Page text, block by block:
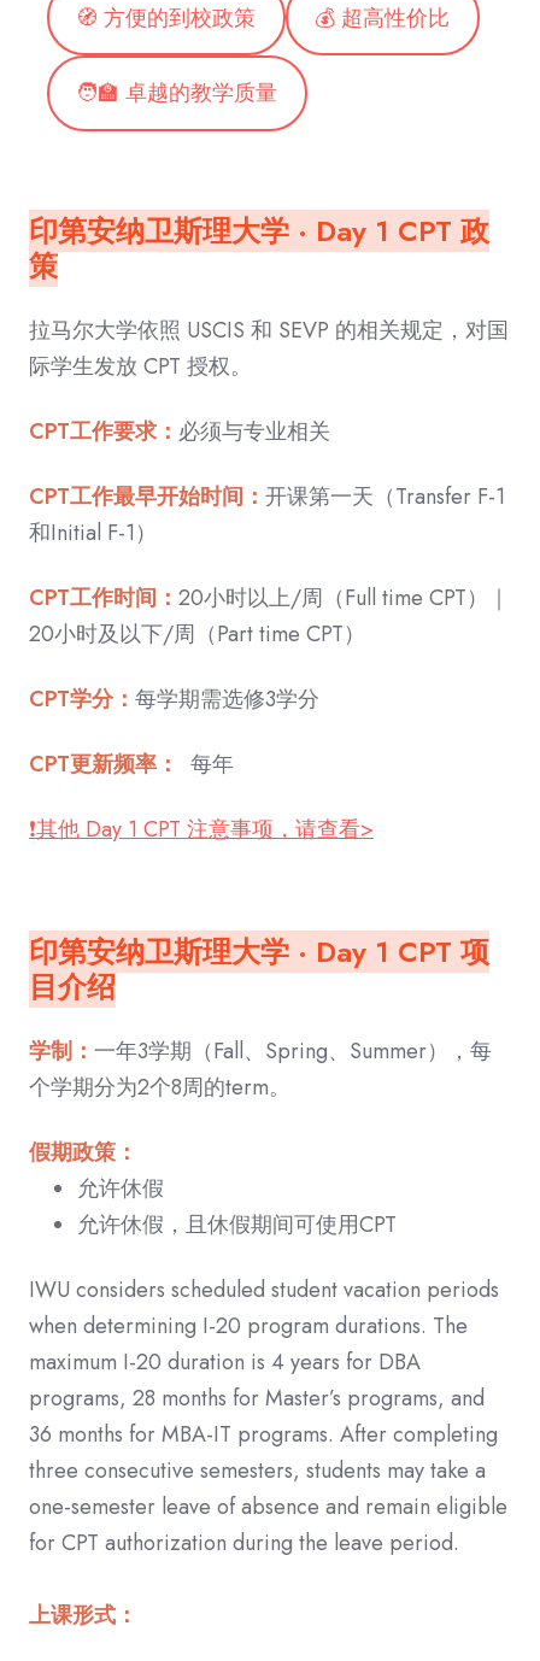
🧭 方便的到校政策 💰 超高性价比
🧑‍🏫 卓越的教学质量
印第安纳卫斯理大学 · Day 1 CPT 政
策
拉马尔大学依照 USCIS 和 SEVP 的相关规定，对国
际学生发放 CPT 授权。
CPT工作要求： 必须与专业相关
CPT工作最早开始时间： 开课第一天（Transfer F-1
和Initial F-1）
CPT工作时间： 20小时以上/周（Full time CPT）｜
20小时及以下/周（Part time CPT）
CPT学分： 每学期需选修3学分
CPT更新频率： 每年
❗️其他 Day 1 CPT 注意事项，请查看>
印第安纳卫斯理大学 · Day 1 CPT 项
目介绍
学制： 一年3学期（Fall、Spring、Summer），每
个学期分为2个8周的term。
假期政策：
允许休假
允许休假，且休假期间可使用CPT
IWU considers scheduled student vacation periods
when determining I-20 program durations. The
maximum I-20 duration is 4 years for DBA
programs, 28 months for Master’s programs, and
36 months for MBA-IT programs. After completing
three consecutive semesters, students may take a
one-semester leave of absence and remain eligible
for CPT authorization during the leave period.
上课形式：